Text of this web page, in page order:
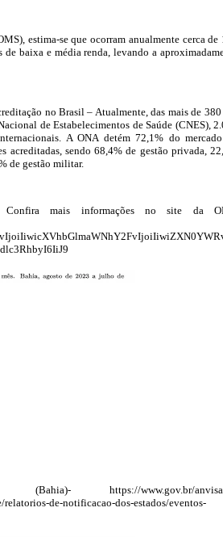
estima-se que ocorram anualmente cerca de
baixa e média renda, levando a
no Brasil – Atualmente, das mais de
de Estabelecimentos de Saúde (CNES),
A ONA detém 72,1% do
acreditadas, sendo 68,4% de gestão privada,
de gestão militar.
Confira mais informações no site da
https://www.gov.br/anvisa/
de-notificacao-dos-estados/eventos-